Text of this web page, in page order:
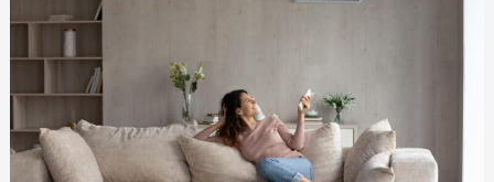
de
relevage
se
déclenche